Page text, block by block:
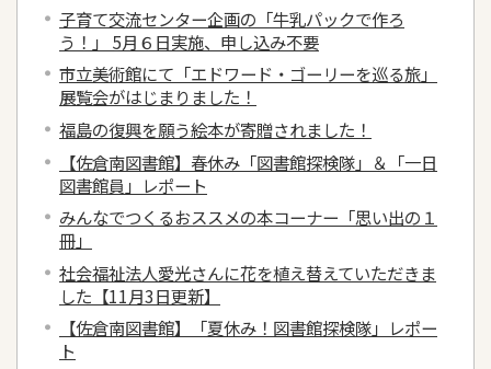
子育て交流センター企画の「牛乳パックで作ろ
う！」 5月６日実施、申し込み不要
市立美術館にて「エドワード・ゴーリーを巡る旅」
展覧会がはじまりました！
福島の復興を願う絵本が寄贈されました！
【佐倉南図書館】春休み「図書館探検隊」＆「一日
図書館員」レポート
みんなでつくるおススメの本コーナー「思い出の１
冊」
社会福祉法人愛光さんに花を植え替えていただきま
した【11月3日更新】
【佐倉南図書館】「夏休み！図書館探検隊」レポー
ト